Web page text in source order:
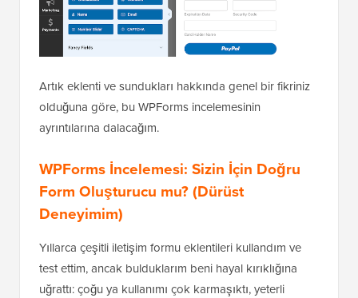
Artık eklenti ve sundukları hakkında genel bir fikriniz
olduğuna göre, bu WPForms incelemesinin
ayrıntılarına dalacağım.
WPForms İncelemesi: Sizin İçin Doğru
Form Oluşturucu mu? (Dürüst
Deneyimim)
Yıllarca çeşitli iletişim formu eklentileri kullandım ve
test ettim, ancak bulduklarım beni hayal kırıklığına
uğrattı: çoğu ya kullanımı çok karmaşıktı, yeterli